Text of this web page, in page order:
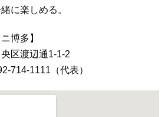
に楽しめる。
博多】
区渡辺通1-1-2
714-1111（代表）